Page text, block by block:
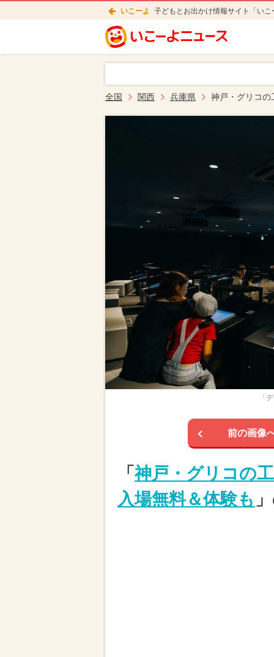
いこーよ 子どもとお出かけ情報サイト「い
全国 関西 兵庫県 神戸・グリコ
「
前の画像
「神戸・グリコの
入場無料＆体験も